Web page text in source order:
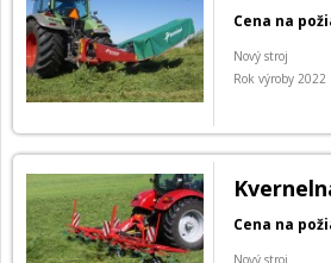
Cena na
Nový stroj
Rok výroby 2022
Cena na